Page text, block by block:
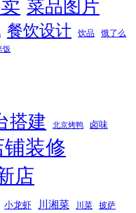
菜品图片
餐饮设计 饮品 饿了么
饭
搭建 北京烤鸭 卤味
装修
店
小龙虾 川湘菜 川菜
披萨